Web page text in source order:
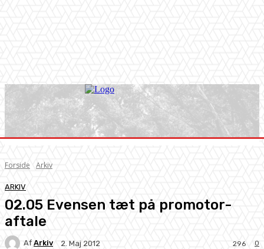
Forside Arkiv
ARKIV
02.05 Evensen tæt på promotor-
aftale
Af Arkiv 2. Maj 2012 0
296